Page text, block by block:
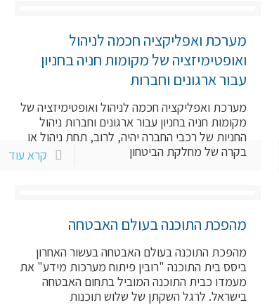
מערכת ואפליקציה חכמה לניהול
ואופטימיזציה של מקומות חניה בחניון
עבור ארגונים וחברות
מערכת ואפליקציה חכמה לניהול ואופטימיזציה של
מקומות חניה בחניון עבור ארגונים וחברות ניהול
החניות של רכבי החברה יהיה, לרוב, תחת ניהול או
בקרה של מחלקת הביטחון
קרא עוד
מהפכת התוכנה בעולם האבטחה
מהפכת התוכנה בעולם האבטחה בעשור האחרון
ביסס בית התוכנה "רובין פיתוח מערכות מידע" את
מעמדו כבית התוכנה המוביל בתחום האבטחה
בישראל. לרגל השקתן של שלוש תוכנות